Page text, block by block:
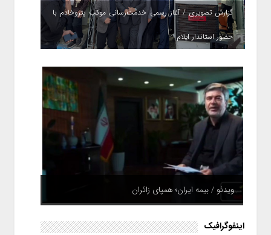
گزارش تصویری / آغاز رسمی خدمت‌رسانی موکب پتروخادم با
حضور استاندار ایلام
ویدئو / بیمه ایران؛ همپای زائران
اینفوگرافیک